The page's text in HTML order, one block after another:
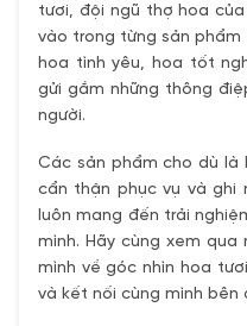
tươi, đội ngũ thợ hoa
vào trong từng sản phẩm
hoa tình yêu, hoa tốt
gửi gắm những thông
người.
Các sản phẩm cho dù là
cẩn thận phục vụ và ghi
luôn mang đến trải
mình. Hãy cùng xem
mình về góc nhìn hoa
và kết nối cùng mình bên